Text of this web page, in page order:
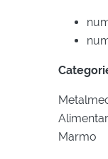
Marmo